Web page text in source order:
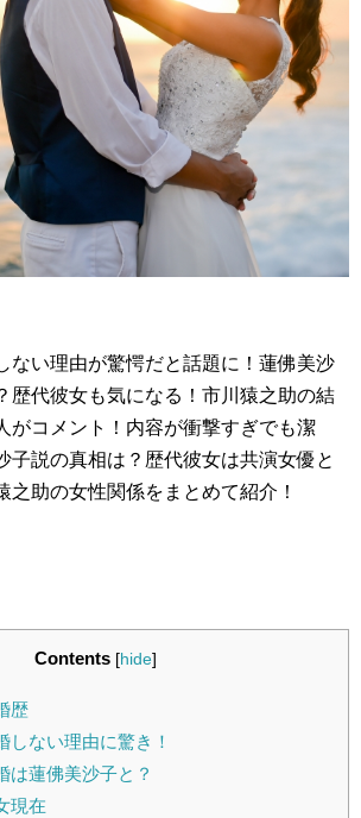
ない理由が驚愕だと話題に！蓮佛美沙
歴代彼女も気になる！市川猿之助の結
がコメント！内容が衝撃すぎでも潔
子説の真相は？歴代彼女は共演女優と
之助の女性関係をまとめて紹介！
Contents [hide]
歴
しない理由に驚き！
は蓮佛美沙子と？
現在